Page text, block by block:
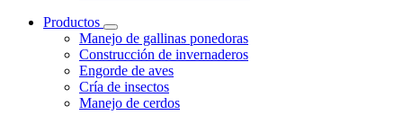
Productos
Manejo de gallinas ponedoras
Construcción de invernaderos
Engorde de aves
Cría de insectos
Manejo de cerdos